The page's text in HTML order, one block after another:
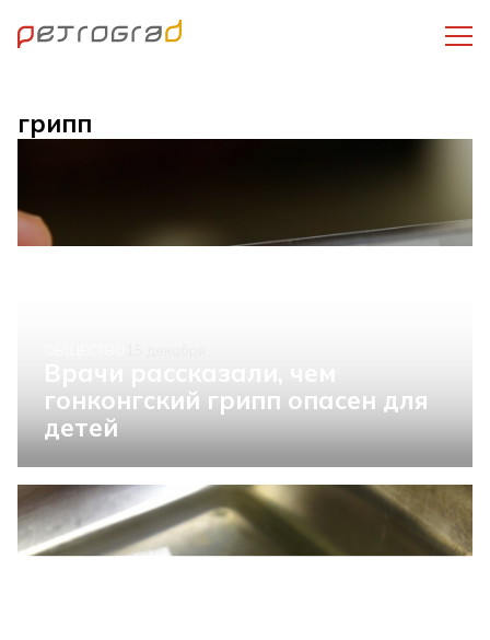
грипп
гонконгский грипп опасен для
детей